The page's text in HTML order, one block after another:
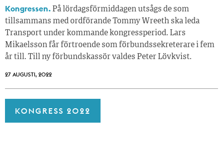
Kongressen. På lördagsförmiddagen utsågs de som
tillsammans med ordförande Tommy Wreeth ska leda
Transport under kommande kongressperiod. Lars
Mikaelsson får förtroende som förbundssekreterare i fem
år till. Till ny förbundskassör valdes Peter Lövkvist.
27 AUGUSTI, 2022
KONGRESS 2022